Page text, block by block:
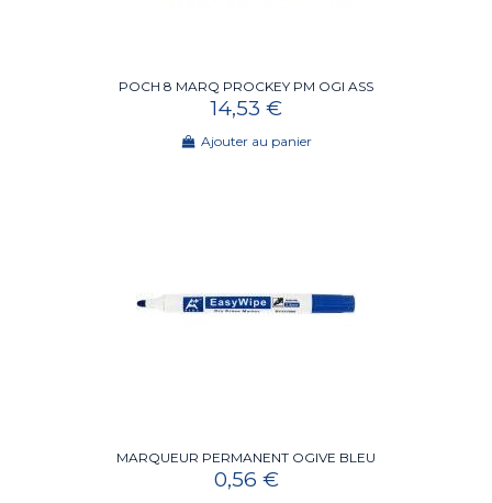
POCH 8 MARQ PROCKEY PM OGI ASS
14,53 €
Ajouter au panier
MARQUEUR PERMANENT OGIVE BLEU
0,56 €